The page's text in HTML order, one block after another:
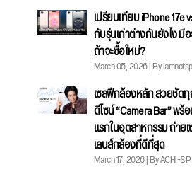
เปรียบเทียบ iPhone 17e
กับรุ่นเก่าต่างกันยังไง มี
ถ้าจะซื้อใหม่?
March 05, 2026 | By
เซลฟีกล้องหลัก สวยชัดทุ
ดีไซน์ “Camera Bar” พ
แรกในอุตสาหกรรม ถ่า
เลนส์กล้องที่ดีที่สุด
March 17, 2026 | By ACHI-SP